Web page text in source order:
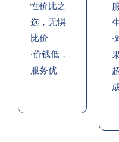
性价比之
选，无惧
比价
·价钱低，
服务优
·